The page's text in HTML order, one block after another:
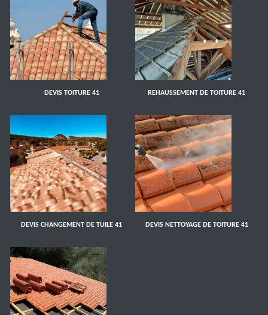
DEVIS TOITURE 41 REHAUSSEMENT DE TOITURE 41
DEVIS CHANGEMENT DE TUILE 41 DEVIS NETTOYAGE DE TOITURE 41